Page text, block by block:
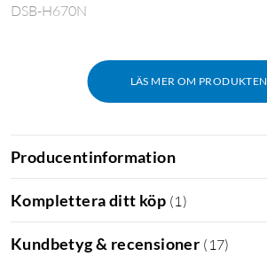
LÄS MER OM PRODUKTEN
DSB-H670N
Producentinformation
Komplettera ditt köp (1 )
Kundbetyg & recensioner ( 17)